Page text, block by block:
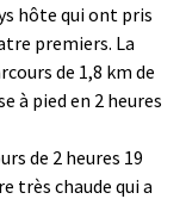
hôte qui ont pris
premiers. La
de 1,8 km de
à pied en 2 heures
de 2 heures 19
très chaude qui a